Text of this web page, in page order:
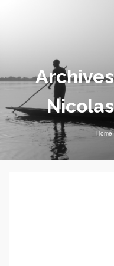
Home